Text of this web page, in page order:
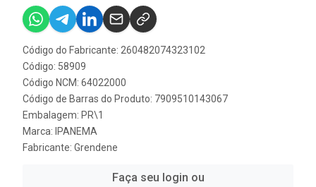
Código do Fabricante: 260482074323102
Código: 58909
Código NCM: 64022000
Código de Barras do Produto: 7909510143067
Embalagem: PR\1
Marca: IPANEMA
Fabricante: Grendene
Faça seu login ou